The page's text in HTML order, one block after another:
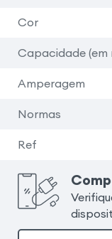
Cor
Capacidade (em
Amperagem
Normas
Ref